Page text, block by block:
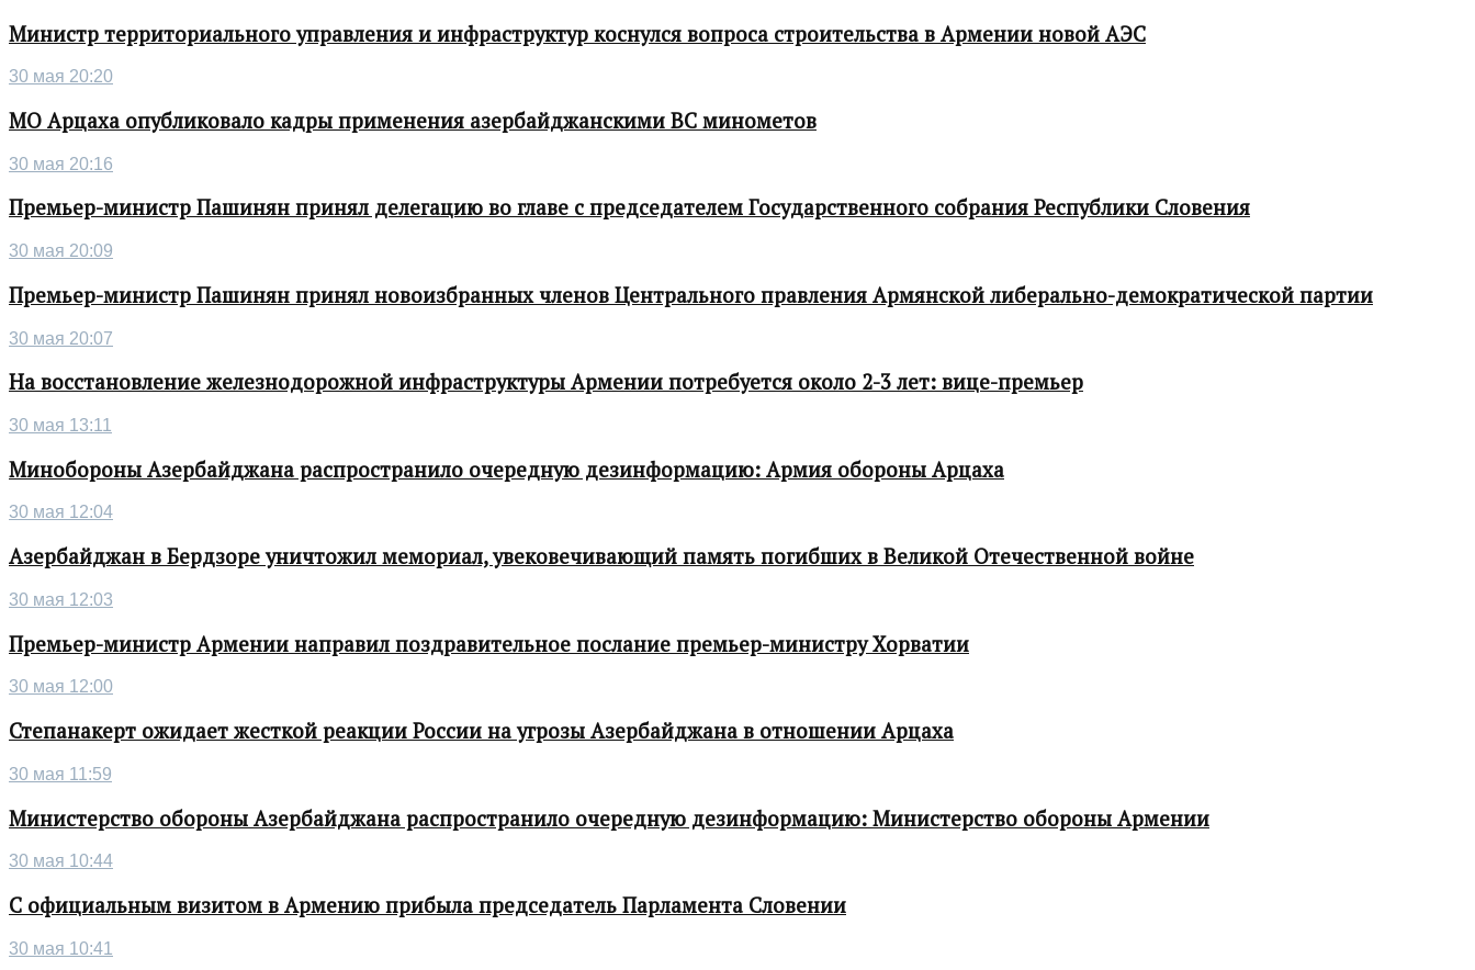
Министр территориального управления и инфраструктур коснулся вопроса строительства в Армении новой АЭС
30 мая 20:20
МО Арцаха опубликовало кадры применения азербайджанскими ВС минометов
30 мая 20:16
Премьер-министр Пашинян принял делегацию во главе с председателем Государственного собрания Республики Словения
30 мая 20:09
Премьер-министр Пашинян принял новоизбранных членов Центрального правления Армянской либерально-демократической партии
30 мая 20:07
На восстановление железнодорожной инфраструктуры Армении потребуется около 2-3 лет: вице-премьер
30 мая 13:11
Минобороны Азербайджана распространило очередную дезинформацию: Армия обороны Арцаха
30 мая 12:04
Азербайджан в Бердзоре уничтожил мемориал, увековечивающий память погибших в Великой Отечественной войне
30 мая 12:03
Премьер-министр Армении направил поздравительное послание премьер-министру Хорватии
30 мая 12:00
Степанакерт ожидает жесткой реакции России на угрозы Азербайджана в отношении Арцаха
30 мая 11:59
Министерство обороны Азербайджана распространило очередную дезинформацию: Министерство обороны Армении
30 мая 10:44
С официальным визитом в Армению прибыла председатель Парламента Словении
30 мая 10:41